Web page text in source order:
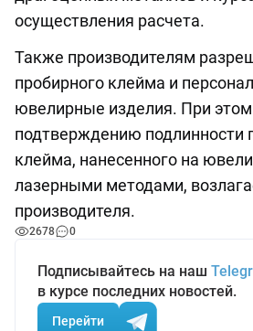
осуществления расчета.
Также производителям
пробирного клейма и
ювелирные изделия. При этом
подтверждению подлинности
клейма, нанесенного на
лазерными методами,
производителя.
2678 0
Подписывайтесь на наш
в курсе последних новостей.
Перейти